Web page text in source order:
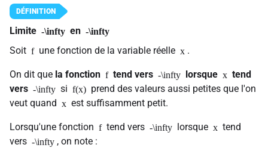
Limite -\infty en -\infty
Soit f une fonction de la variable réelle x .
On dit que la fonction f tend vers -\infty lorsque x tend
vers -\infty si f(x) prend des valeurs aussi petites que l'on
veut quand x est suffisamment petit.
Lorsqu'une fonction f tend vers -\infty lorsque x tend
vers -\infty , on note :